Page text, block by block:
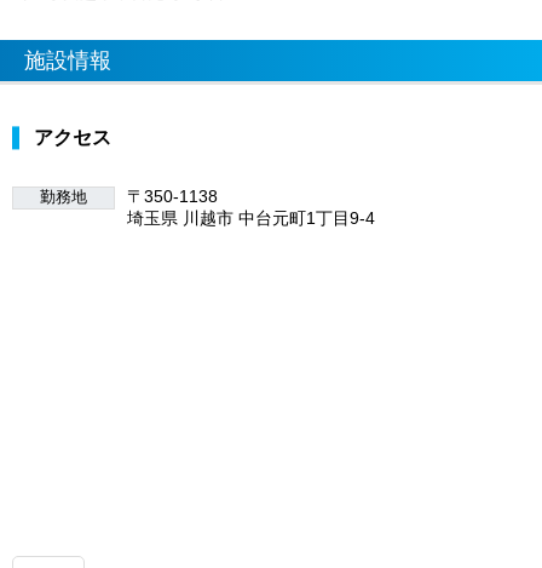
施設情報
アクセス
勤務地
〒350-1138
埼玉県 川越市 中台元町1丁目9-4